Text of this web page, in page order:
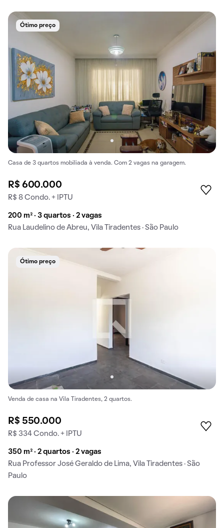
Ótimo preço
Casa de 3 quartos mobiliada à venda. Com 2 vagas na garagem.
R$ 600.000
R$ 8 Condo. + IPTU
200 m² · 3 quartos · 2 vagas
Rua Laudelino de Abreu, Vila Tiradentes · São Paulo
Ótimo preço
Venda de casa na Vila Tiradentes, 2 quartos.
R$ 550.000
R$ 334 Condo. + IPTU
350 m² · 2 quartos · 2 vagas
Rua Professor José Geraldo de Lima, Vila Tiradentes · São
Paulo